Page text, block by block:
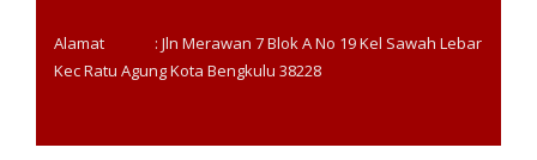
Alamat : Jln Merawan 7 Blok A No 19 Kel Sawah Lebar
Kec Ratu Agung Kota Bengkulu 38228